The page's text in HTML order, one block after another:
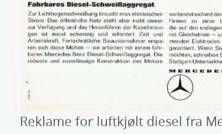
Reklame for luftkjølt diesel fra